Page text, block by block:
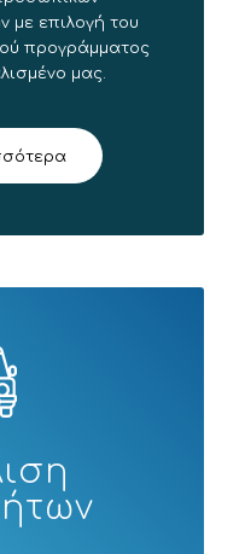
με επιλογή του
προγράμματος
μας.